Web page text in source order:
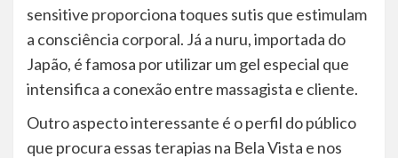
sensitive proporciona toques sutis que estimulam
a consciência corporal. Já a nuru, importada do
Japão, é famosa por utilizar um gel especial que
intensifica a conexão entre massagista e cliente.
Outro aspecto interessante é o perfil do público
que procura essas terapias na Bela Vista e nos